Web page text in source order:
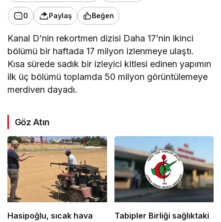
0 Paylaş Beğen
Kanal D’nin rekortmen dizisi Daha 17’nin ikinci
bölümü bir haftada 17 milyon izlenmeye ulaştı.
Kısa sürede sadık bir izleyici kitlesi edinen yapımın
ilk üç bölümü toplamda 50 milyon görüntülemeye
merdiven dayadı.
Göz Atın
Hasipoğlu, sıcak hava
Tabipler Birliği sağlıktaki